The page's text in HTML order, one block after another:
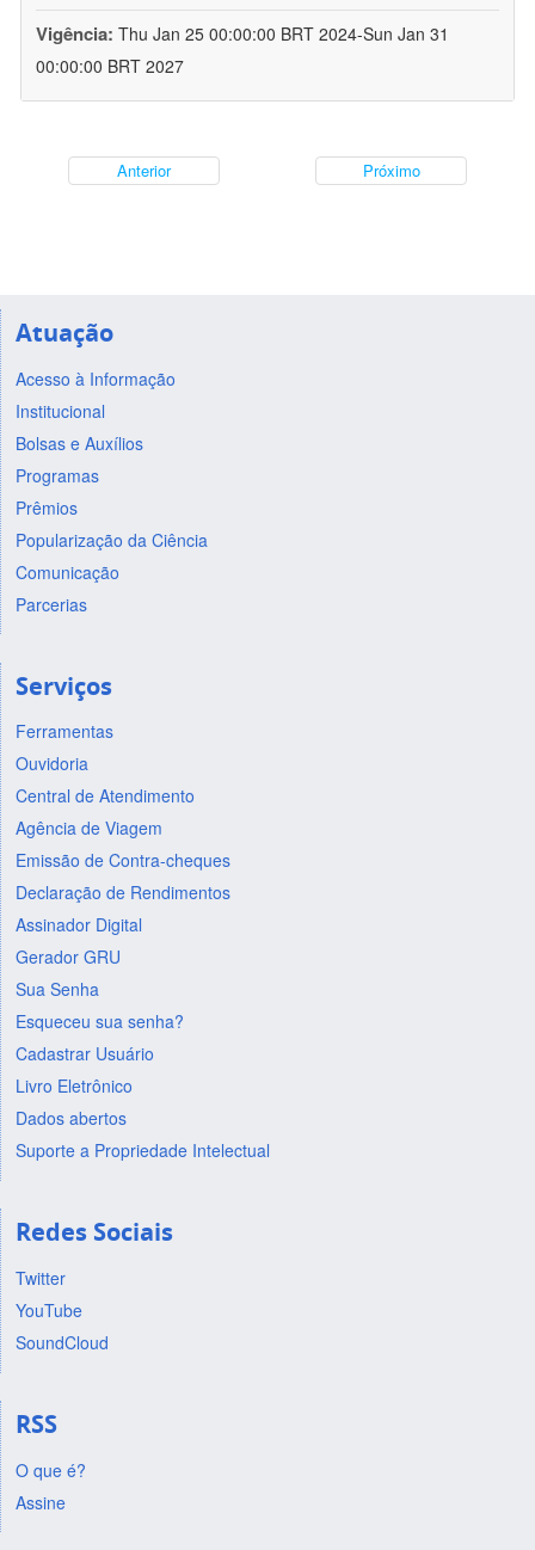
Vigência: Thu Jan 25 00:00:00 BRT 2024-Sun Jan 31
00:00:00 BRT 2027
Anterior Próximo
Atuação
Acesso à Informação
Institucional
Bolsas e Auxílios
Programas
Prêmios
Popularização da Ciência
Comunicação
Parcerias
Serviços
Ferramentas
Ouvidoria
Central de Atendimento
Agência de Viagem
Emissão de Contra-cheques
Declaração de Rendimentos
Assinador Digital
Gerador GRU
Sua Senha
Esqueceu sua senha?
Cadastrar Usuário
Livro Eletrônico
Dados abertos
Suporte a Propriedade Intelectual
Redes Sociais
Twitter
YouTube
SoundCloud
RSS
O que é?
Assine